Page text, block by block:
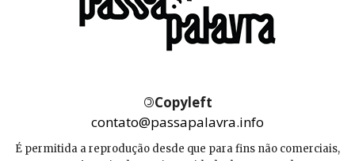
©Copyleft
contato@passapalavra.info
É permitida a reprodução desde que para fins não comerciais,